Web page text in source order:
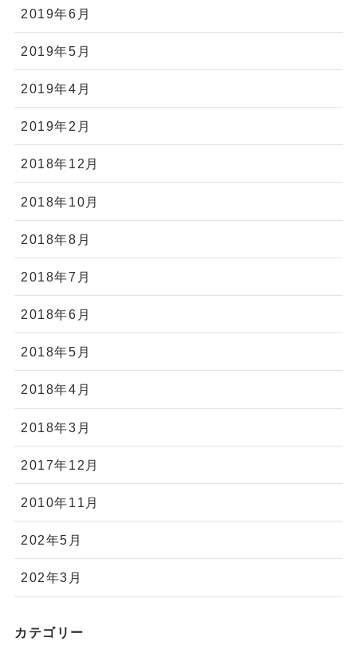
2019年6月
2019年5月
2019年4月
2019年2月
2018年12月
2018年10月
2018年8月
2018年7月
2018年6月
2018年5月
2018年4月
2018年3月
2017年12月
2010年11月
202年5月
202年3月
カテゴリー